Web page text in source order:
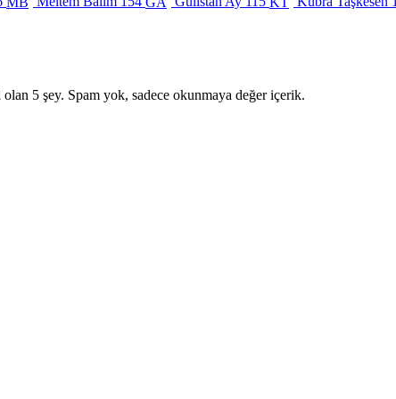
5 şey. Spam yok, sadece okunmaya değer içerik.